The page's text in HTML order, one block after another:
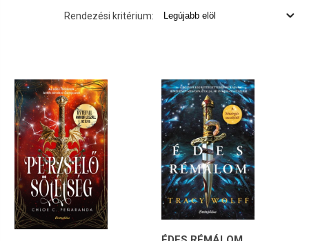
Rendezési kritérium: